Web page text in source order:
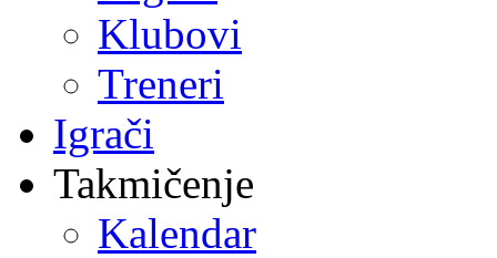
Klubovi
Treneri
Igrači
Takmičenje
Kalendar